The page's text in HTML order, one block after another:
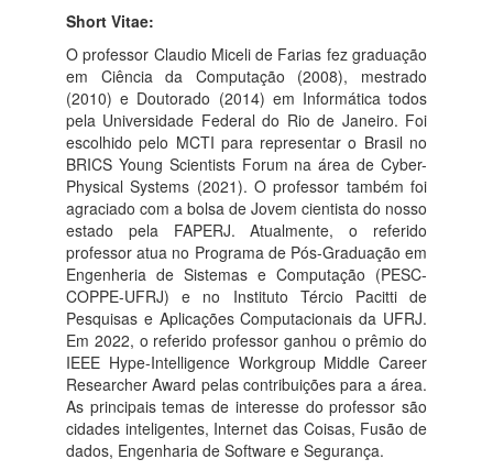
Short Vitae:
O professor Claudio Miceli de Farias fez graduação
em Ciência da Computação (2008), mestrado
(2010) e Doutorado (2014) em Informática todos
pela Universidade Federal do Rio de Janeiro. Foi
escolhido pelo MCTI para representar o Brasil no
BRICS Young Scientists Forum na área de Cyber-
Physical Systems (2021). O professor também foi
agraciado com a bolsa de Jovem cientista do nosso
estado pela FAPERJ. Atualmente, o referido
professor atua no Programa de Pós-Graduação em
Engenheria de Sistemas e Computação (PESC-
COPPE-UFRJ) e no Instituto Tércio Pacitti de
Pesquisas e Aplicações Computacionais da UFRJ.
Em 2022, o referido professor ganhou o prêmio do
IEEE Hype-Intelligence Workgroup Middle Career
Researcher Award pelas contribuições para a área.
As principais temas de interesse do professor são
cidades inteligentes, Internet das Coisas, Fusão de
dados, Engenharia de Software e Segurança.